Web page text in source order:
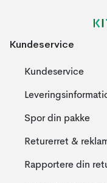
Kundeservice
Kundeservice
Spor din pakke
Returerret &
Rapportere din